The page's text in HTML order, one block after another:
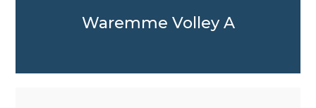
Waremme Volley A